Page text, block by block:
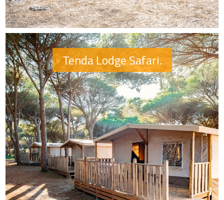
Tenda Lodge Safari.